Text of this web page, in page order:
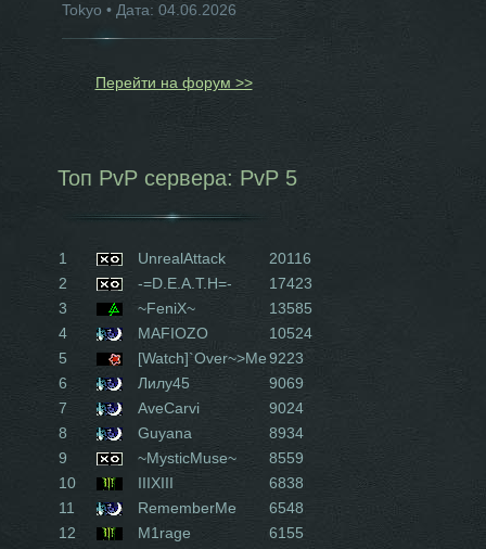
Tokyo • Дата: 04.06.2026
Перейти на форум >>
Топ PvP сервера: PvP 5
1 UnrealAttack
20116
2
-=D.E.A.T.H=-
17423
3
~FeniX~
13585
4
MAFIOZO
10524
5
[Watch]`Over~>Me9223
6
Лилу45
9069
7
AveCarvi
9024
8
Guyana
8934
9
~MysticMuse~
8559
10
IIIXIII
6838
11
RememberMe
6548
12
M1rage 6155